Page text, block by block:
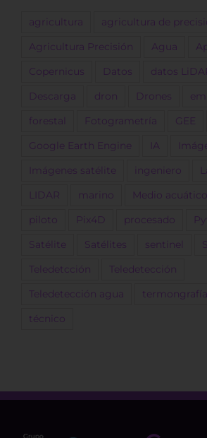
agricultura agricultura de
Agricultura Precisión Agua
Copernicus Datos datos
Descarga dron Drones
forestal Fotogrametría GEE
Google Earth Engine IA
Imágenes satélite ingeniero
LIDAR marino Medio acuático
piloto Pix4D procesado
Satélite Satélites sentinel
Teledetcción Teledetección
Teledetección agua termongrafía
técnico